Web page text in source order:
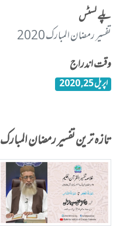
پلے لسٹس
تفسیر رمضان المبارک 2020
وقت اندراج
اپریل 25, 2020
تازہ ترین تفسیر رمضان المبارک 2020